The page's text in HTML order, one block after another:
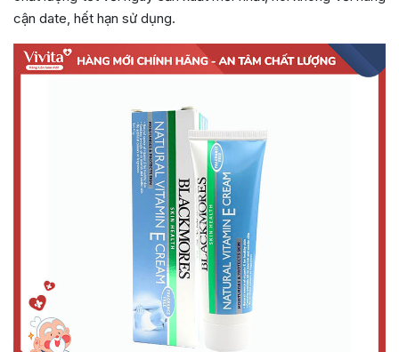
cận date, hết hạn sử dụng.